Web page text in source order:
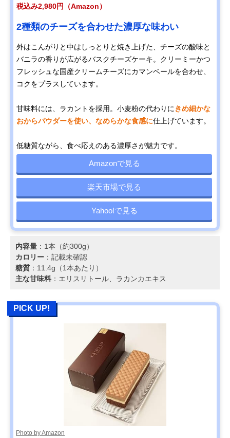
税込み2,980円（Amazon）
2種類のチーズを合わせた濃厚な味わい
外はこんがりと中はしっとりと焼き上げた、チーズの酸味と
バニラの香りが広がるバスクチーズケーキ。クリーミーかつ
フレッシュな国産クリームチーズにカマンベールを合わせ、
コクをプラスしています。
甘味料には、ラカントを採用。小麦粉の代わりに きめ細かな
おからパウダーを使い、なめらかな食感に仕上げています。
低糖質ながら、食べ応えのある濃厚さが魅力です。
Amazonで見る
楽天市場で見る
Yahoo!で見る
内容量 ：1本（約300g）
カロリー ：記載未確認
糖質 ：11.4g（1本あたり）
主な甘味料 ：エリスリトール、ラカンカエキス
PICK UP!
Photo by Amazon